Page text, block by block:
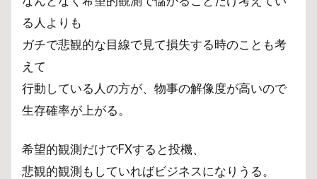
る人よりも
ガチで悲観的な目線で見て損失する時のことも考
えて
行動している人の方が、物事の解像度が高いので
生存確率が上がる。
希望的観測だけでFXすると投機、
悲観的観測もしていればビジネスになりうる。